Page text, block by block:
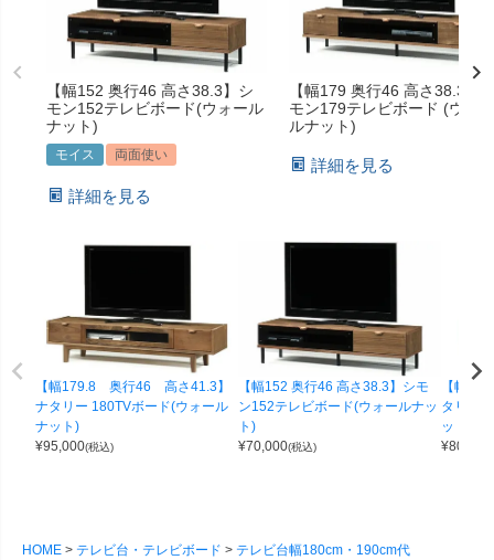
【幅152 奥行46 高さ38.3】シ
モン152テレビボード(ウォール
ナット)
モイス 両面使い
詳細を見る
【幅179 奥行46 高さ38.3】
モン179テレビボード (ウォー
ルナット)
詳細を見る
【幅179.8 奥行46 高さ41.3】
ナタリー 180TVボード(ウォール
ナット)
¥95,000(税込)
【幅152 奥行46 高さ38.3】シモ
ン152テレビボード(ウォールナッ
ト)
¥70,000(税込)
【幅
タリー
ット)
¥80,000
HOME テレビ台・テレビボード
テレビ台幅180cm・190cm代